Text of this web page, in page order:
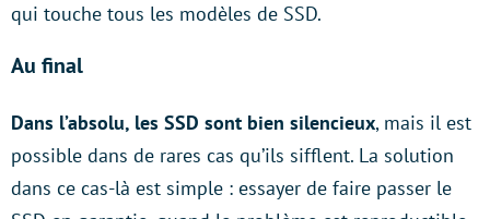
qui touche tous les modèles de SSD.
Au final
Dans l’absolu, les SSD sont bien silencieux, mais il est
possible dans de rares cas qu’ils sifflent. La solution
dans ce cas-là est simple : essayer de faire passer le